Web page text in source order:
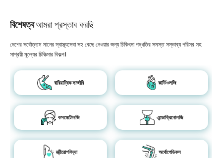
বিশেষত্বআমরা প্রস্তাব করছি
দেশের সর্বোত্তম মানের স্বাস্থ্যসেবা সহ বেছে নেওয়ার জন্য চিকিৎসা পদ্ধতির সমস্ত সম্ভাব্য পরিসর সহ
সাশ্রয়ী মূল্যের চিকিত্সার বিকল্প।
বারিয়াট্রিক সার্জারি কার্ডিওলজি
কসমেটোলজি এন্ডোক্রিনোলজি
স্ত্রীরোগবিদ্যা অর্থোপেডিকস